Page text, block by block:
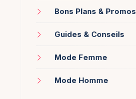
Bons Plans & Promos
Guides & Conseils
Mode Femme
Mode Homme